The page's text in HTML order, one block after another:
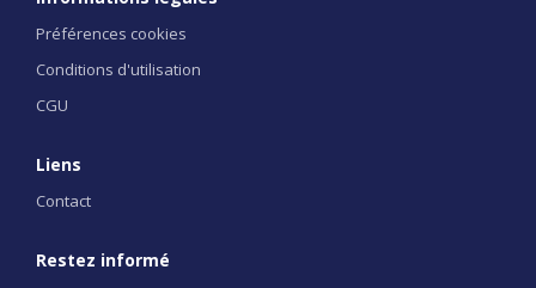
Préférences cookies
Conditions d'utilisation
CGU
Liens
Contact
Restez informé